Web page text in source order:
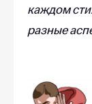
каждом
разные